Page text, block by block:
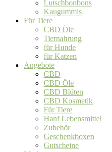
Lutschbonbons
Kaugummis
Für Tiere
CBD Öle
Tiernahrung
für Hunde
für Katzen
Angebote
CBD
CBD Öle
CBD Blüten
CBD Kosmetik
Für Tiere
Hanf Lebensmittel
Zubehör
Geschenkboxen
Gutscheine